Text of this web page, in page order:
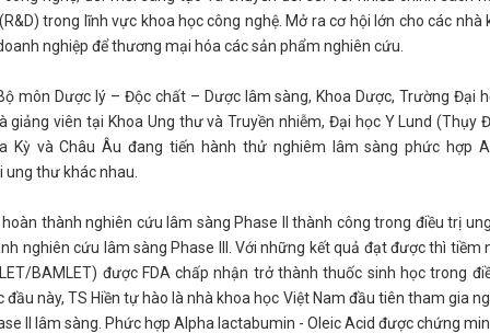
trong lĩnh vực khoa học công nghệ. Mở ra cơ hội lớn cho các nhà
nghiệp để thương mại hóa các sản phẩm nghiên cứu.
môn Dược lý – Độc chất – Dược lâm sàng, Khoa Dược, Trường Đại
viên tại Khoa Ung thư và Truyền nhiễm, Đại học Y Lund (Thụy
Kỳ và Châu Âu đang tiến hành thử nghiêm lâm sàng phức hợp
thư khác nhau.
thành nghiên cứu lâm sàng Phase II thành công trong điều trị
nghiên cứu lâm sàng Phase III. Với những kết quả đạt được thì tiềm
BAMLET) được FDA chấp nhận trở thành thuốc sinh học trong
này, TS Hiền tự hào là nhà khoa học Việt Nam đầu tiên tham gia
II lâm sàng. Phức hợp Alpha lactabumin - Oleic Acid được chứng